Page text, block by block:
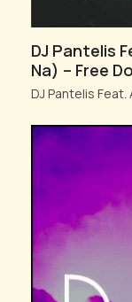
DJ Pantelis
Na) – Free
DJ Pantelis Feat.